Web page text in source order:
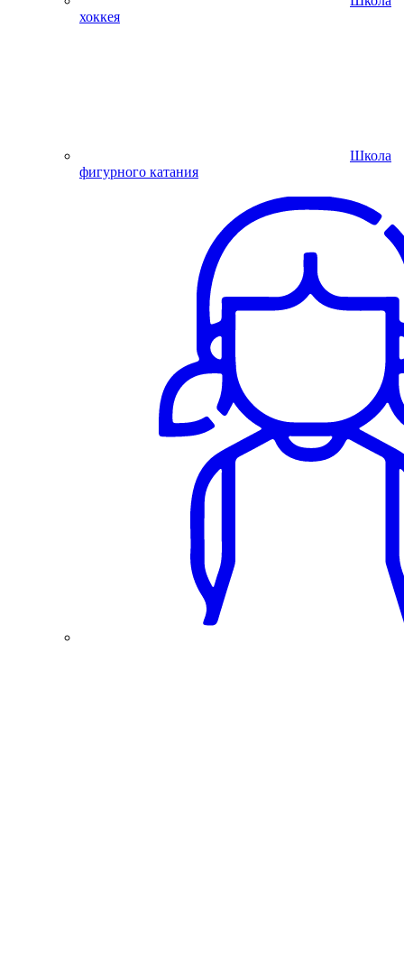
хоккея
Школа
фигурного катания